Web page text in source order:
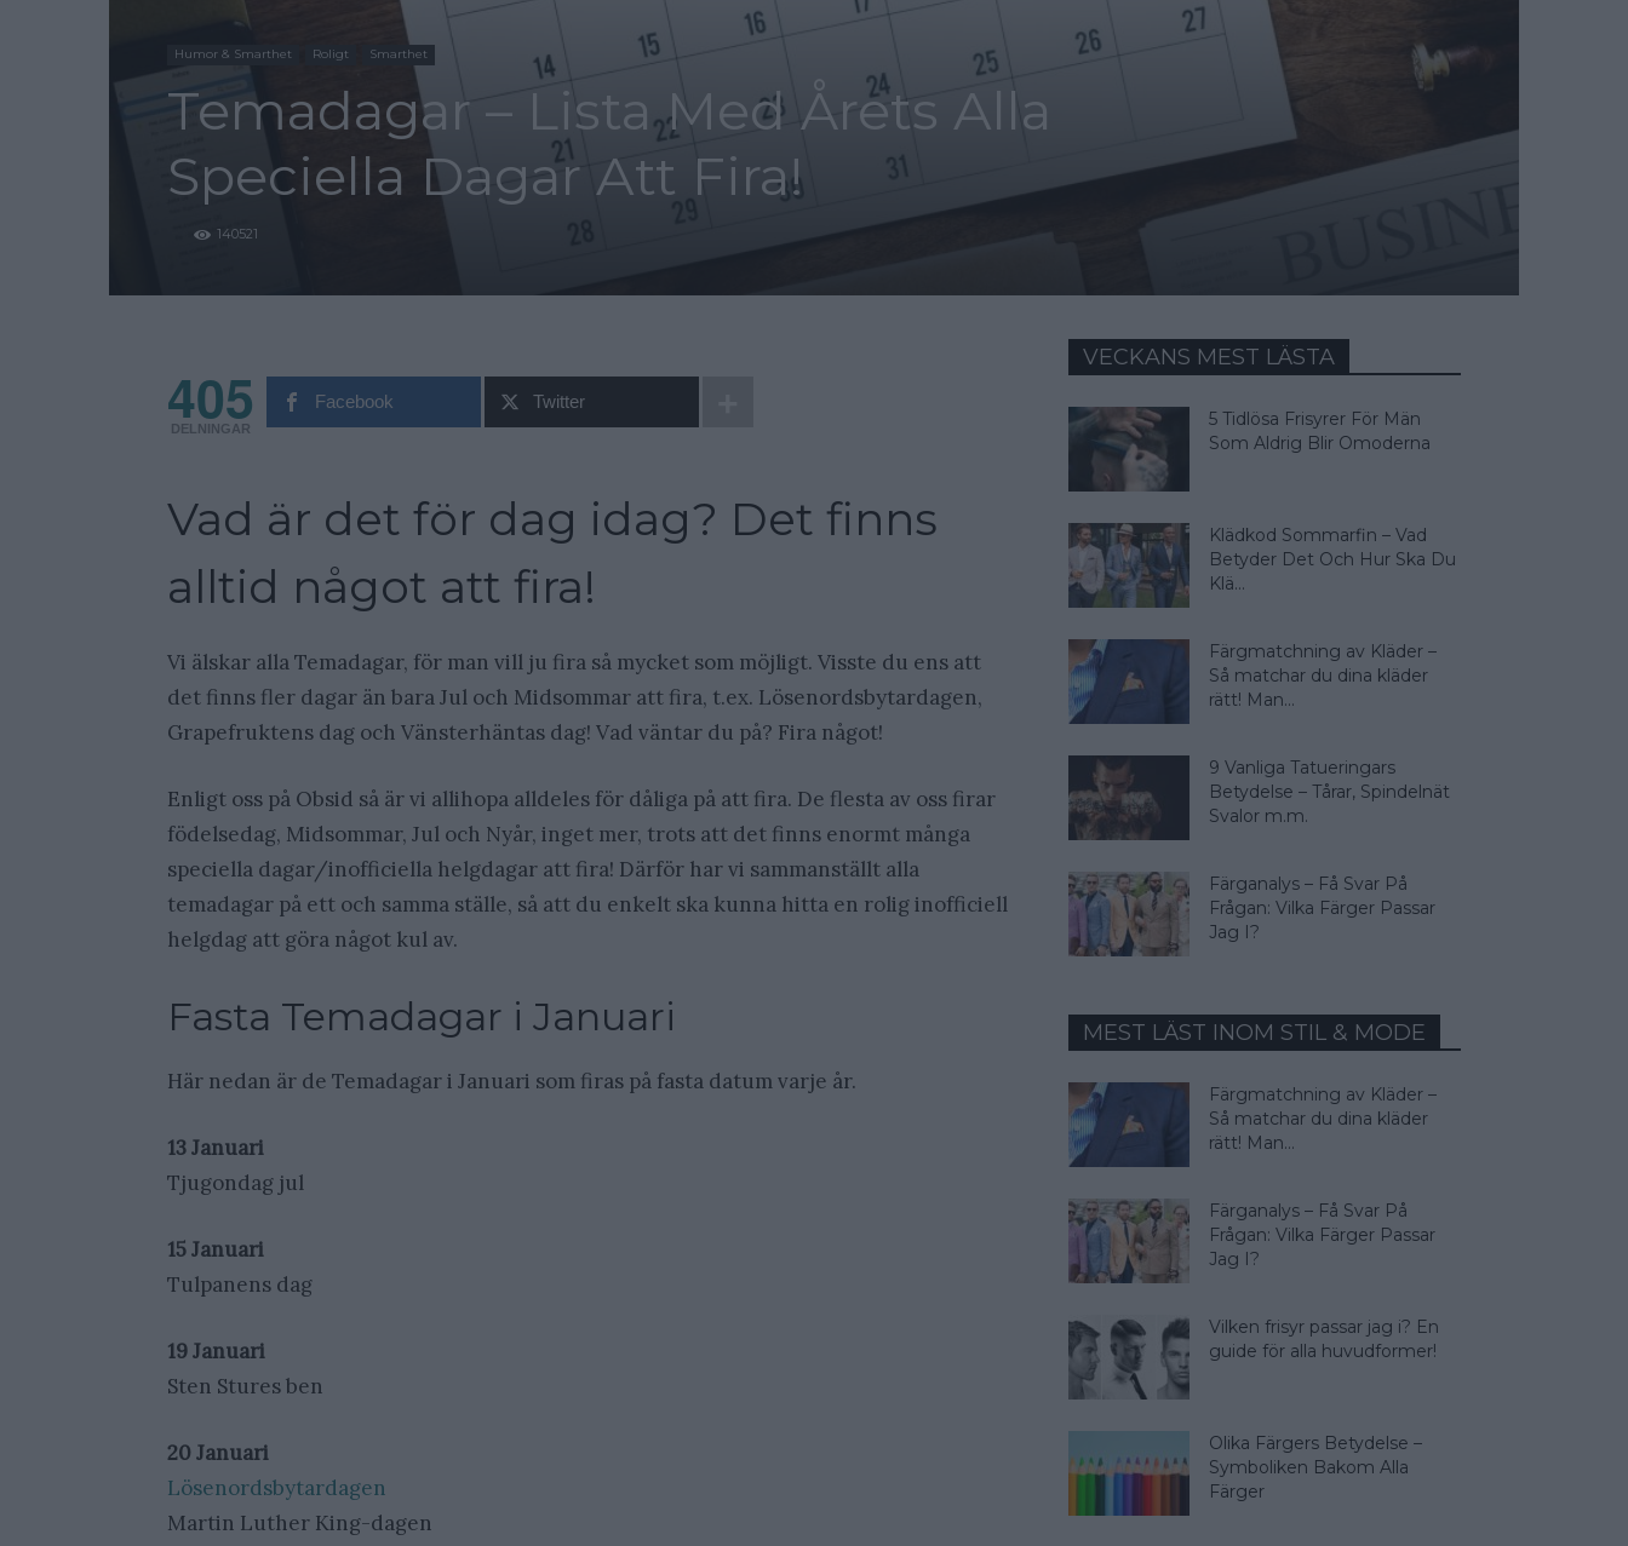
Humor & Smarthet Roligt Smarthet
Temadagar – Lista Med Årets Alla
Speciella Dagar Att Fira!
140521
405
DELNINGAR
Facebook Twitter
Vad är det för dag idag? Det finns
alltid något att fira!
Vi älskar alla Temadagar, för man vill ju fira så mycket som möjligt. Visste du ens att
det finns fler dagar än bara Jul och Midsommar att fira, t.ex. Lösenordsbytardagen,
Grapefruktens dag och Vänsterhäntas dag! Vad väntar du på? Fira något!
Enligt oss på Obsid så är vi allihopa alldeles för dåliga på att fira. De flesta av oss firar
födelsedag, Midsommar, Jul och Nyår, inget mer, trots att det finns enormt många
speciella dagar/inofficiella helgdagar att fira! Därför har vi sammanställt alla
temadagar på ett och samma ställe, så att du enkelt ska kunna hitta en rolig inofficiell
helgdag att göra något kul av.
Fasta Temadagar i Januari
Här nedan är de Temadagar i Januari som firas på fasta datum varje år.
13 Januari
Tjugondag jul
15 Januari
Tulpanens dag
19 Januari
Sten Stures ben
20 Januari
Lösenordsbytardagen
Martin Luther King-dagen
VECKANS MEST LÄSTA
5 Tidlösa Frisyrer För Män
Som Aldrig Blir Omoderna
Klädkod Sommarfin – Vad
Betyder Det Och Hur Ska Du
Klä...
Färgmatchning av Kläder –
Så matchar du dina kläder
rätt! Man...
9 Vanliga Tatueringars
Betydelse – Tårar, Spindelnät
Svalor m.m.
Färganalys – Få Svar På
Frågan: Vilka Färger Passar
Jag I?
MEST LÄST INOM STIL & MODE
Färgmatchning av Kläder –
Så matchar du dina kläder
rätt! Man...
Färganalys – Få Svar På
Frågan: Vilka Färger Passar
Jag I?
Vilken frisyr passar jag i? En
guide för alla huvudformer!
Olika Färgers Betydelse –
Symboliken Bakom Alla
Färger